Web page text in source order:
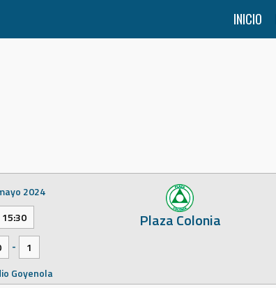
INICIO
Plaza Colonia
2024
15:30
-
1
Goyenola